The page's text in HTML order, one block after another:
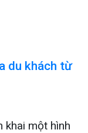
du khách từ
khai một hình